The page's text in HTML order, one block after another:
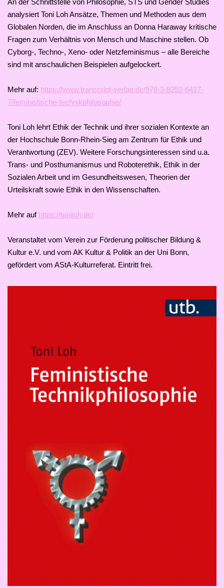
An der Schnittstelle von Philosophie, STS und Gender Studies
analysiert Toni Loh Ansätze, Themen und Methoden aus dem
Globalen Norden, die im Anschluss an Donna Haraway kritische
Fragen zum Verhältnis von Mensch und Maschine stellen. Ob
Cyborg-, Techno-, Xeno- oder Netzfeminismus – alle Bereiche
sind mit anschaulichen Beispielen aufgelockert.
Mehr auf: https://www.transcript-verlag.de/978-3-8252-6427-
7/feministische-technikphilosophie/
Toni Loh lehrt Ethik der Technik und ihrer sozialen Kontexte an
der Hochschule Bonn-Rhein-Sieg am Zentrum für Ethik und
Verantwortung (ZEV). Weitere Forschungsinteressen sind u.a.
Trans- und Posthumanismus und Roboterethik, Ethik in der
Sozialen Arbeit und im Gesundheitswesen, Theorien der
Urteilskraft sowie Ethik in den Wissenschaften.
Mehr auf https://toniloh.de/
Veranstaltet vom Verein zur Förderung politischer Bildung &
Kultur e.V. und vom AK Kultur & Politik an der Uni Bonn,
gefördert vom AStA-Kulturreferat. Eintritt frei.